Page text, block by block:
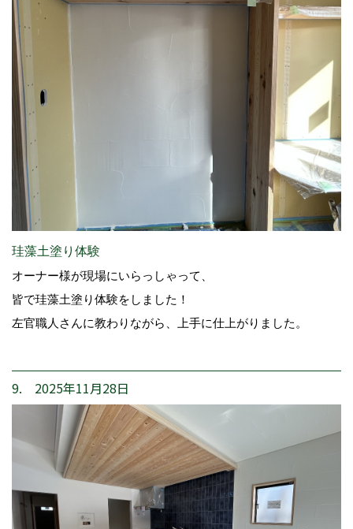
珪藻土塗り体験
オーナー様が現場にいらっしゃって、
皆で珪藻土塗り体験をしました！
左官職人さんに教わりながら、上手に仕上がりました。
9. 2025年11月28日